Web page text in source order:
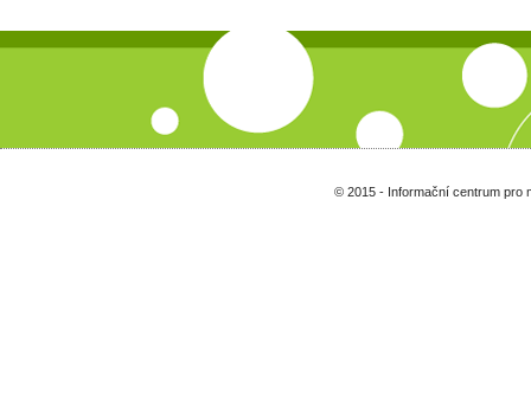
© 2015 - Informační centrum pro